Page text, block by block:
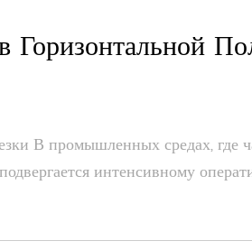
Горизонтальной
В промышленных средах, где
интенсивному